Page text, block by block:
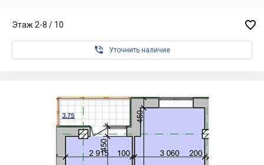
Этаж 2-8 / 10 
 Уточнить наличие